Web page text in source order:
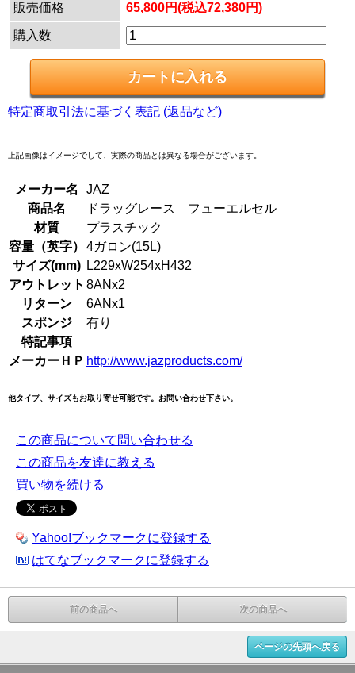
販売価格
65,800円(税込72,380円)
購入数
特定商取引法に基づく表記 (返品など)
上記画像はイメージでして、実際の商品とは異なる場合がございます。
メーカー名
JAZ
商品名
ドラッグレース フューエルセル
材質
プラスチック
容量（英字）
4ガロン(15L)
サイズ(mm) L229xW254xH432
アウトレット 8ANx2
リターン
6ANx1
スポンジ
有り
特記事項
メーカーＨＰ http://www.jazproducts.com/
他タイプ、サイズもお取り寄せ可能です。お問い合わせ下さい。
この商品について問い合わせる
この商品を友達に教える
買い物を続ける
Yahoo!ブックマークに登録する
はてなブックマークに登録する
前の商品へ 次の商品へ
ページの先頭へ戻る